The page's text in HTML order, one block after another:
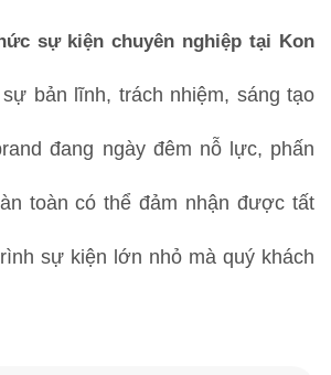
sự kiện chuyên nghiệp tại Kon
bản lĩnh, trách nhiệm, sáng tạo
đang ngày đêm nỗ lực, phấn
toàn có thể đảm nhận được tất
sự kiện lớn nhỏ mà quý khách